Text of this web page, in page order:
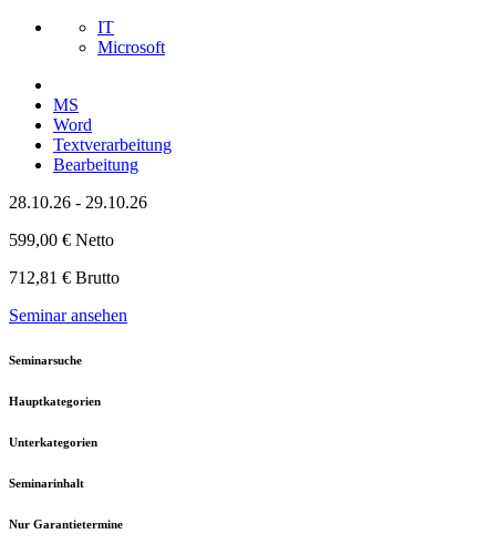
IT
Microsoft
MS
Word
Textverarbeitung
Bearbeitung
28.10.26 - 29.10.26
599,00 € Netto
712,81 € Brutto
Seminar ansehen
Seminarsuche
Hauptkategorien
Unterkategorien
Seminarinhalt
Nur Garantietermine